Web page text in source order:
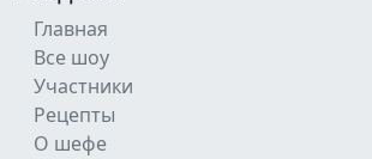
Главная
Все шоу
Участники
Рецепты
О шефе